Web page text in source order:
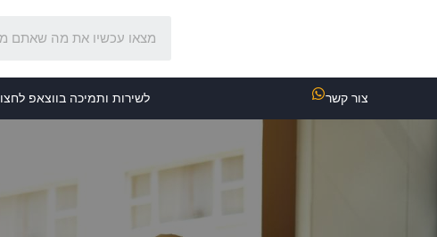
צור קשר לשירות ותמיכה בווצאפ לחצו